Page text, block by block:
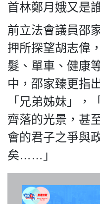
活動
關於我們
我們的立場
首林鄭月娥又是
前立法會議員邵
押所探望胡志偉
髮、單車、健康
中，邵家臻更指
「兄弟姊妹」，
齊落的光景，甚
會的君子之爭與
矣……」